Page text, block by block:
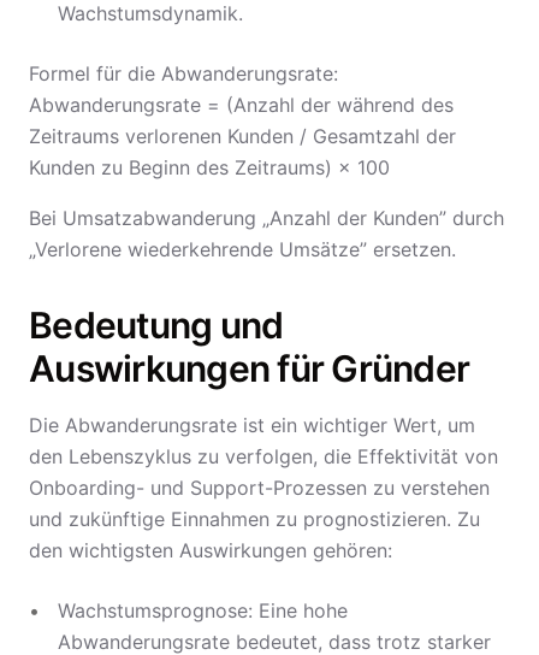
Wachstumsdynamik.
Formel für die Abwanderungsrate:
Abwanderungsrate = (Anzahl der während des
Zeitraums verlorenen Kunden / Gesamtzahl der
Kunden zu Beginn des Zeitraums) × 100
Bei Umsatzabwanderung „Anzahl der Kunden” durch
„Verlorene wiederkehrende Umsätze” ersetzen.
Bedeutung und
Auswirkungen für Gründer
Die Abwanderungsrate ist ein wichtiger Wert, um
den Lebenszyklus zu verfolgen, die Effektivität von
Onboarding- und Support-Prozessen zu verstehen
und zukünftige Einnahmen zu prognostizieren. Zu
den wichtigsten Auswirkungen gehören:
Wachstumsprognose: Eine hohe
Abwanderungsrate bedeutet, dass trotz starker